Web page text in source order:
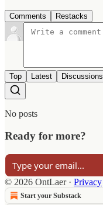
Comments Restacks
Top Latest Discussions
No posts
Ready for more?
© 2026 OntLaer· Privacy
Start your Substack